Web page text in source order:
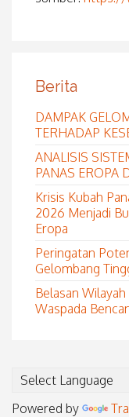
Berita
DAMPAK
TERHADAP
ANALISIS
PANAS EROPA
Krisis Kubah
2026 Menjadi
Eropa
Peringatan
Gelombang
Belasan
Waspada
Powered by